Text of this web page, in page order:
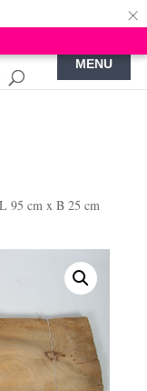
×
95 cm x B 25 cm